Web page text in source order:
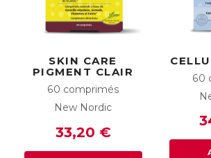
SKIN CARE
PIGMENT CLAIR
60 comprimés
New Nordic
33,20 €
60